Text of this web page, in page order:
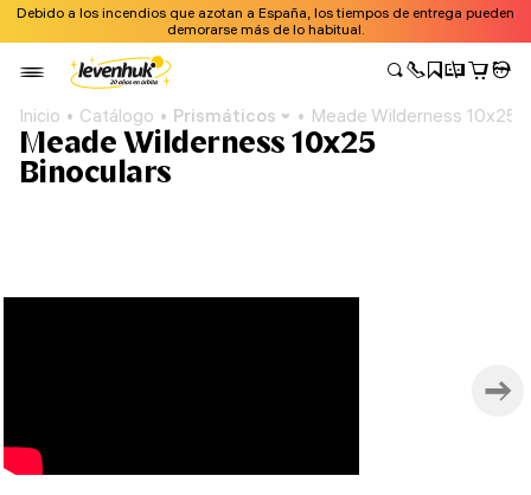
Debido a los incendios que azotan a España, los tiempos de entrega pueden
demorarse más de lo habitual.
Inicio Catálogo Prismáticos Meade Wilderness 10x25
Meade Wilderness 10x25
Binoculars